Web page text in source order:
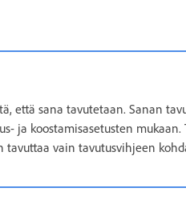
että sana tavutetaan. Sanan
ja koostamisasetusten
tavuttaa vain tavutusvihjeen